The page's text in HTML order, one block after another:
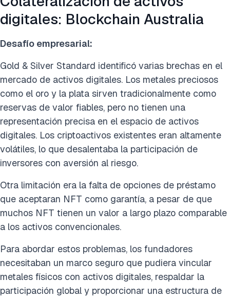
digitales: Blockchain Australia
Desafío empresarial:
Gold & Silver Standard identificó varias brechas en el
mercado de activos digitales. Los metales preciosos
como el oro y la plata sirven tradicionalmente como
reservas de valor fiables, pero no tienen una
representación precisa en el espacio de activos
digitales. Los criptoactivos existentes eran altamente
volátiles, lo que desalentaba la participación de
inversores con aversión al riesgo.
Otra limitación era la falta de opciones de préstamo
que aceptaran NFT como garantía, a pesar de que
muchos NFT tienen un valor a largo plazo comparable
a los activos convencionales.
Para abordar estos problemas, los fundadores
necesitaban un marco seguro que pudiera vincular
metales físicos con activos digitales, respaldar la
participación global y proporcionar una estructura de